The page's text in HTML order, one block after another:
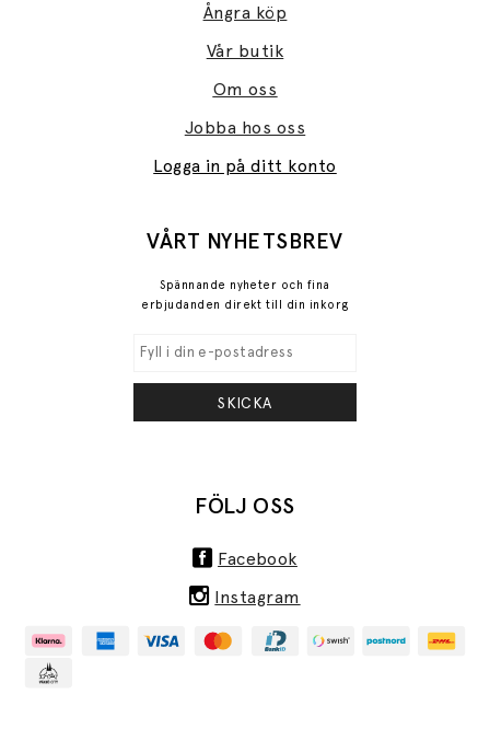
Ångra köp
Vår butik
Om oss
Jobba hos oss
Logga in på ditt konto
VÅRT NYHETSBREV
Spännande nyheter och fina
erbjudanden direkt till din inkorg
SKICKA
FÖLJ OSS
Facebook
Instagram